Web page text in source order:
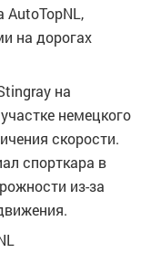
AutoTopNL,
на дорогах
на
немецкого
скорости.
спорткара в
из-за